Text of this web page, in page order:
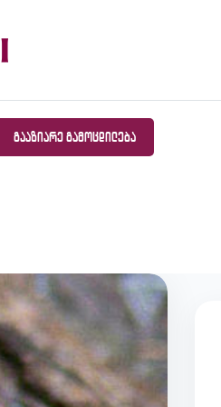
ᲒᲐᲐᲖᲘᲐᲠᲔ ᲒᲐᲛᲝᲪᲓᲘᲚᲔᲑᲐ